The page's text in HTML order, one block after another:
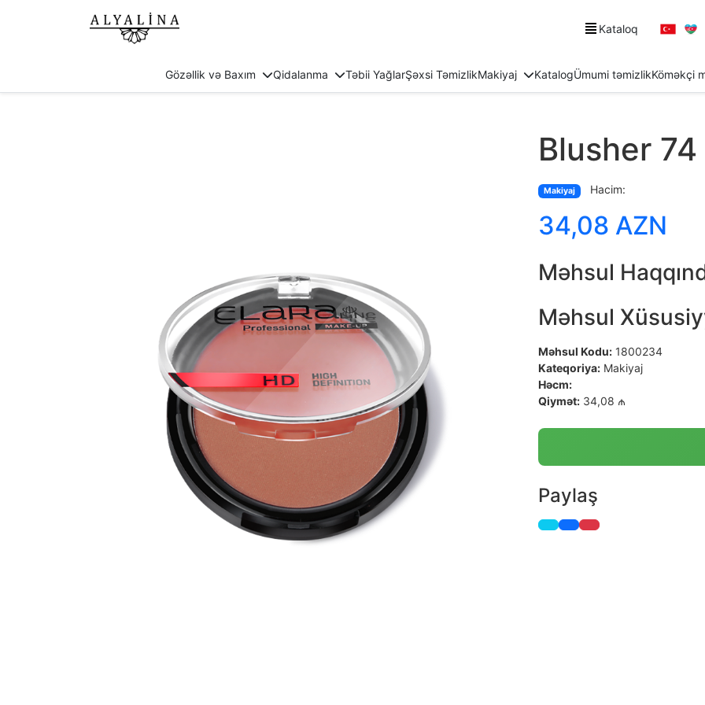
Kataloq
Gözəllik və Baxım Qidalanma Təbii YağlarŞəxsi TəmizlikMakiyaj KatalogÜmumi təmizlikKöməkçi
Blusher
Makiyaj Hacim:
34,08 AZN
Məhsul
Məhsul
Məhsul Kodu: 1800234
Kateqoriya: Makiyaj
Həcm:
Qiymət: 34,08 ₼
Paylaş